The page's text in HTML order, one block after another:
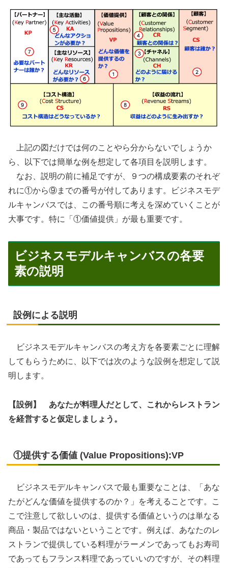
上記の図だけでは何のことやら分からないでしょうか
ら、以下では簡単な例を想定して各項目を説明します。
なお、説明の前に補足ですが、９つの構成要素のそれぞ
れに①から⑨までの番号が付してあります。ビジネスモデ
ルキャンバスでは、この番号順に考えを深めていくことが
大事です。特に「①価値提供」が最も重要です。
ビジネスモデルキャンバスの各要
素の説明
設例による説明
ビジネスモデルキャンバスの考え方を各要素ごとに理解
してもらうために、以下では次のような設例を想定して説
明します。
【設例】 あなたが料理人だとして、これからレストラン
を経営すると仮定しましょう。
①提供する価値 (Value Propositions):VP
ビジネスモデルキャンバスで最も重要なことは、「あな
たがどんな価値を提供するのか？」を考えることです。こ
こで注意して欲しいのは、提供する価値というのは単なる
商品・製品ではないということです。例えば、あなたのレ
ストランで提供している料理がラーメンであってもお寿司
であってもフランス料理であっていいのですが、その料理